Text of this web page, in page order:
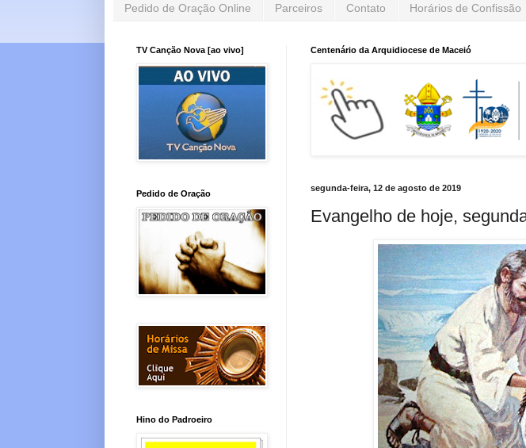
Pedido de Oração Online Parceiros Contato Horários de Confissão
Centenário da Arquidiocese de Maceió
segunda-feira, 12 de agosto de 2019
Evangelho de hoje,
TV Canção Nova [ao vivo]
Pedido de Oração
Hino do Padroeiro